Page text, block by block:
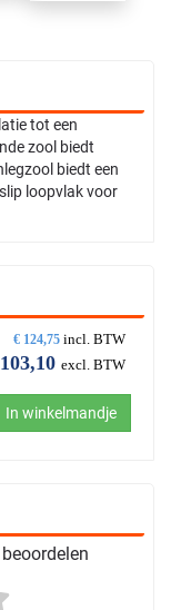
tot een
zool biedt
biedt een
loopvlak voor
€ 124,75 incl. BTW
103,10 excl. BTW
In winkelmandje